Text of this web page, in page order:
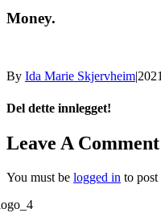
Money.
By Ida Marie Skjervheim|
Del dette innlegget!
Facebook
X
Reddit
LinkedIn
WhatsApp
Tumblr
Pinterest
Vk
Xing
Email
Leave A Comment
You must be logged in to post